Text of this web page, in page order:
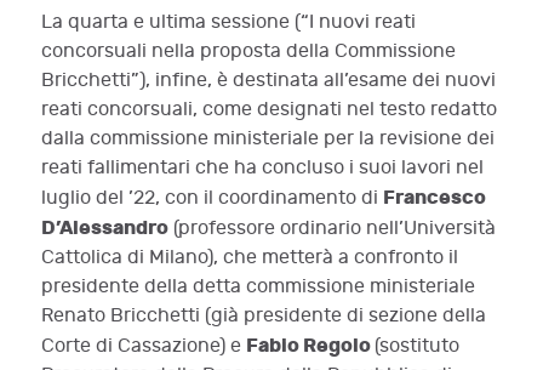
La quarta e ultima sessione (“I nuovi reati
concorsuali nella proposta della Commissione
Bricchetti”), infine, è destinata all’esame dei nuovi
reati concorsuali, come designati nel testo redatto
dalla commissione ministeriale per la revisione dei
reati fallimentari che ha concluso i suoi lavori nel
luglio del ’22, con il coordinamento di Francesco
D’Alessandro (professore ordinario nell’Università
Cattolica di Milano), che metterà a confronto il
presidente della detta commissione ministeriale
Renato Bricchetti (già presidente di sezione della
Corte di Cassazione) e Fabio Regolo (sostituto